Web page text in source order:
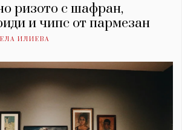
ризото с шафран,
и чипс от пармезан
ИЛИЕВА